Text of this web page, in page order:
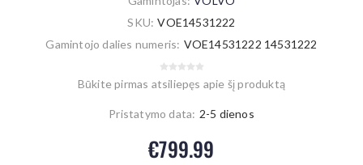
SKU: VOE14531222
Gamintojo dalies numeris: VOE14531222 14531222
Būkite pirmas atsiliepęs apie šį produktą
Pristatymo data: 2-5 dienos
€799.99